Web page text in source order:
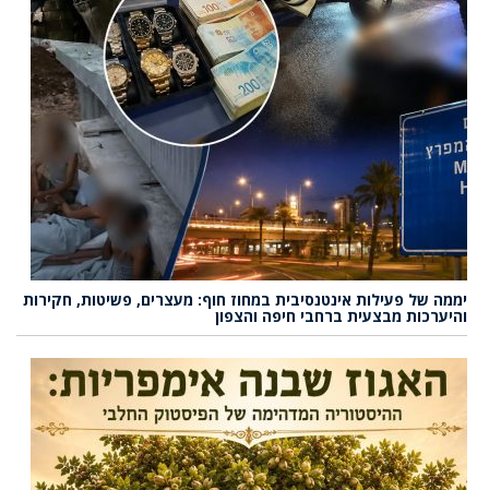
יממה של פעילות אינטנסיבית במחוז חוף: מעצרים, פשיטות, חקירות
והיערכות מבצעית ברחבי חיפה והצפון